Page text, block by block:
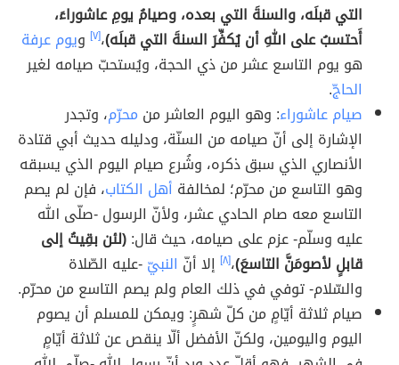
التي قبلَه، والسنةَ التي بعده، وصيامُ يومِ عاشوراءَ،
أَحتسبُ على اللهِ أن يُكفِّرَ السنةَ التي قبلَه)،[٧] ويوم عرفة
هو يوم التاسع عشر من ذي الحجة، ويُستحبّ صيامه لغير
الحاجّ.
صيام عاشوراء: وهو اليوم العاشر من محرّم، وتجدر
الإشارة إلى أنّ صيامه من السنّة، ودليله حديث أبي قتادة
الأنصاري الذي سبق ذكره، وشُرع صيام اليوم الذي يسبقه
وهو التاسع من محرّم؛ لمخالفة أهل الكتاب، فإن لم يصم
التاسع معه صام الحادي عشر، ولأنّ الرسول -صلّى الله
عليه وسلّم- عزم على صيامه، حيث قال:(لئن بقِيتُ إلى
قابلٍ لأصومَنَّ التاسعَ)،[٨] إلا أنّ النبيّ-عليه الصّلاة
والسّلام- توفي في ذلك العام ولم يصم التاسع من محرّم.
صيام ثلاثة أيّامٍ من كلّ شهرٍ: ويمكن للمسلم أن يصوم
اليوم واليومين، ولكنّ الأفضل ألّا ينقص عن ثلاثة أيّامٍ